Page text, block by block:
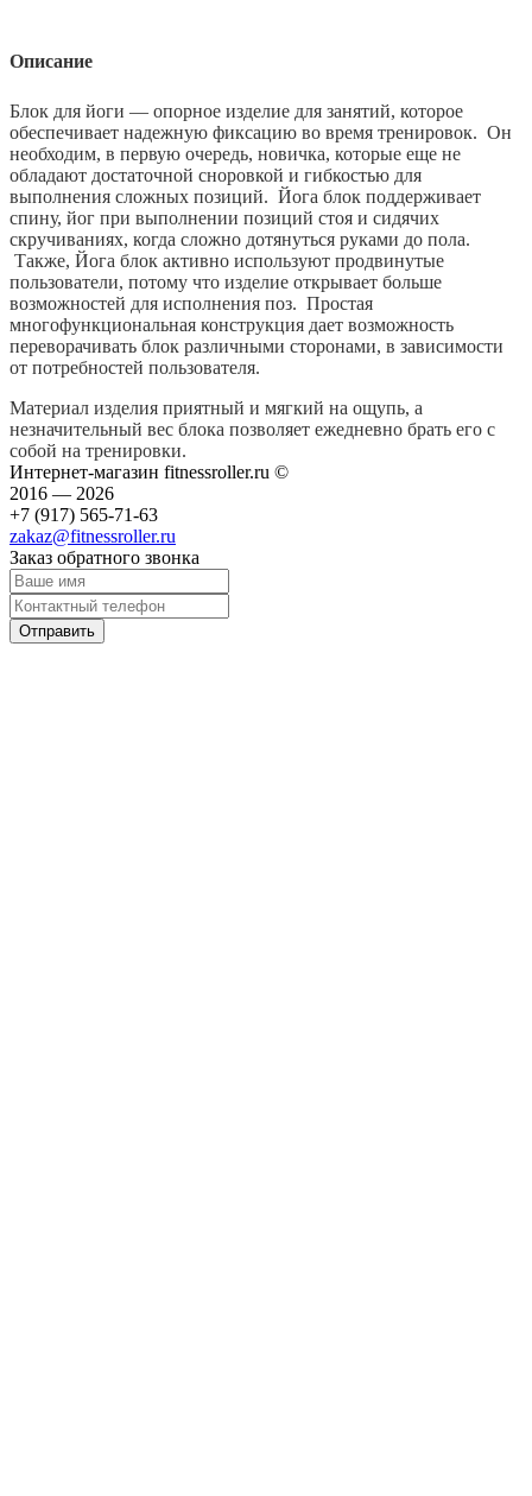
Описание
Блок для йоги — опорное изделие для занятий, которое
обеспечивает надежную фиксацию во время тренировок. Он
необходим, в первую очередь, новичка, которые еще не
обладают достаточной сноровкой и гибкостью для
выполнения сложных позиций. Йога блок поддерживает
спину, йог при выполнении позиций стоя и сидячих
скручиваниях, когда сложно дотянуться руками до пола.
Также, Йога блок активно используют продвинутые
пользователи, потому что изделие открывает больше
возможностей для исполнения поз. Простая
многофункциональная конструкция дает возможность
переворачивать блок различными сторонами, в зависимости
от потребностей пользователя.
Материал изделия приятный и мягкий на ощупь, а
незначительный вес блока позволяет ежедневно брать его с
собой на тренировки.
Интернет-магазин fitnessroller.ru ©
2016 — 2026
+7 (917) 565-71-63
zakaz@fitnessroller.ru
Заказ обратного звонка
Отправить